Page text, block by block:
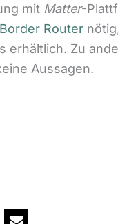
mit Matter-
Border Router
erhältlich. Zu
Aussagen.